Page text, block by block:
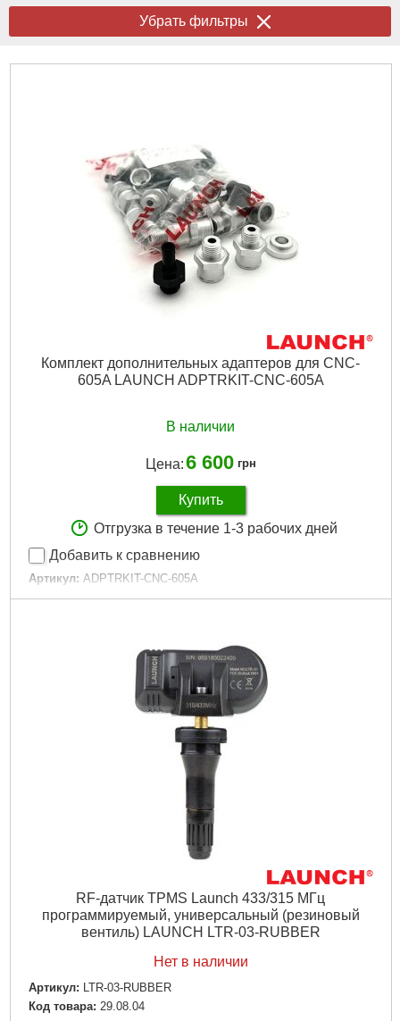
Убрать фильтры
Комплект дополнительных адаптеров для CNC-
605A LAUNCH ADPTRKIT-CNC-605A
В наличии
Цена:6 600 грн
Купить
Отгрузка в течение 1-3 рабочих дней
Добавить к сравнению
Артикул: ADPTRKIT-CNC-605A
Код товара: 29.07.96
RF-датчик TPMS Launch 433/315 МГц
программируемый, универсальный (резиновый
вентиль) LAUNCH LTR-03-RUBBER
Нет в наличии
Артикул: LTR-03-RUBBER
Код товара: 29.08.04